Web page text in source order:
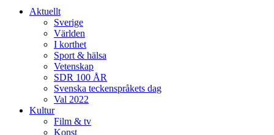
Aktuellt
Sverige
Världen
I korthet
Sport & hälsa
Vetenskap
SDR 100 ÅR
Svenska teckenspråkets dag
Val 2022
Kultur
Film & tv
Konst